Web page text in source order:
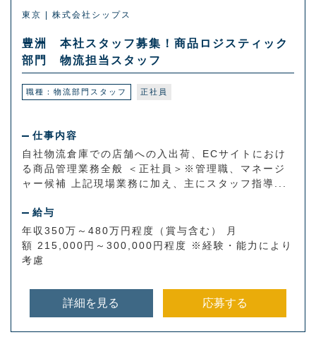
東京 | 株式会社シップス
豊洲 本社スタッフ募集！商品ロジスティック
部門 物流担当スタッフ
職種：物流部門スタッフ 正社員
仕事内容
自社物流倉庫での店舗への入出荷、ECサイトにおけ
る商品管理業務全般 ＜正社員＞※管理職、マネージ
ャー候補 上記現場業務に加え、主にスタッフ指導...
給与
年収350万～480万円程度（賞与含む） 月
額 215,000円～300,000円程度 ※経験・能力により
考慮
詳細を見る 応募する